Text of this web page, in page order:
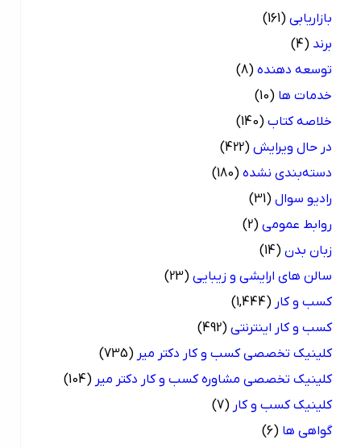
بازاریابی (161)
(4)
توسعه دهنده (8)
خدمات ها (10)
خلاصه کتاب (140)
در حال ویرایش (422)
دسته‌بندی نشده (180)
رادیو سوال (31)
روابط عمومی (2)
زبان بدن (14)
سالن های ارایشی و زیبایی (23)
کسب و کار (1,444)
کسب و کار اینترنتی (492)
کلینیک تخصصی کسب و کار دکتر میر (735)
کلینیک تخصصی مشاوره کسب و کار دکتر میر (104)
کلینیک کسب و کار (7)
گواهی ها (6)